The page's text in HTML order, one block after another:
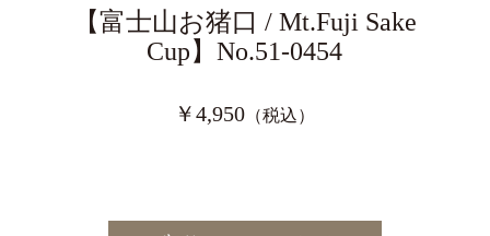
【富士山お猪口 / Mt.Fuji Sake
Cup】No.51-0454
￥4,950 （税込）